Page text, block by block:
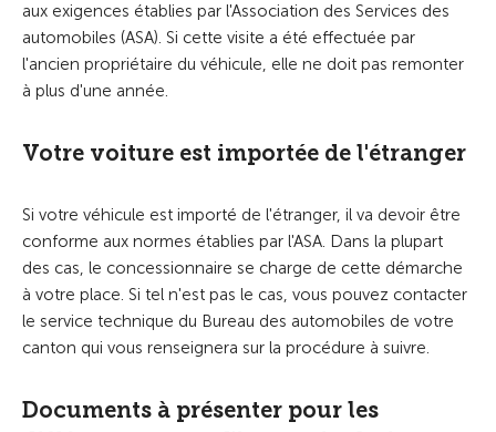
aux exigences établies par l'Association des Services des
automobiles (ASA). Si cette visite a été effectuée par
l'ancien propriétaire du véhicule, elle ne doit pas remonter
à plus d'une année.
Votre voiture est importée de l'étranger
Si votre véhicule est importé de l'étranger, il va devoir être
conforme aux normes établies par l'ASA. Dans la plupart
des cas, le concessionnaire se charge de cette démarche
à votre place. Si tel n'est pas le cas, vous pouvez contacter
le service technique du Bureau des automobiles de votre
canton qui vous renseignera sur la procédure à suivre.
Documents à présenter pour les